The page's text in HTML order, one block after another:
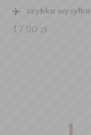
szybka wysyłka
17,90 zł